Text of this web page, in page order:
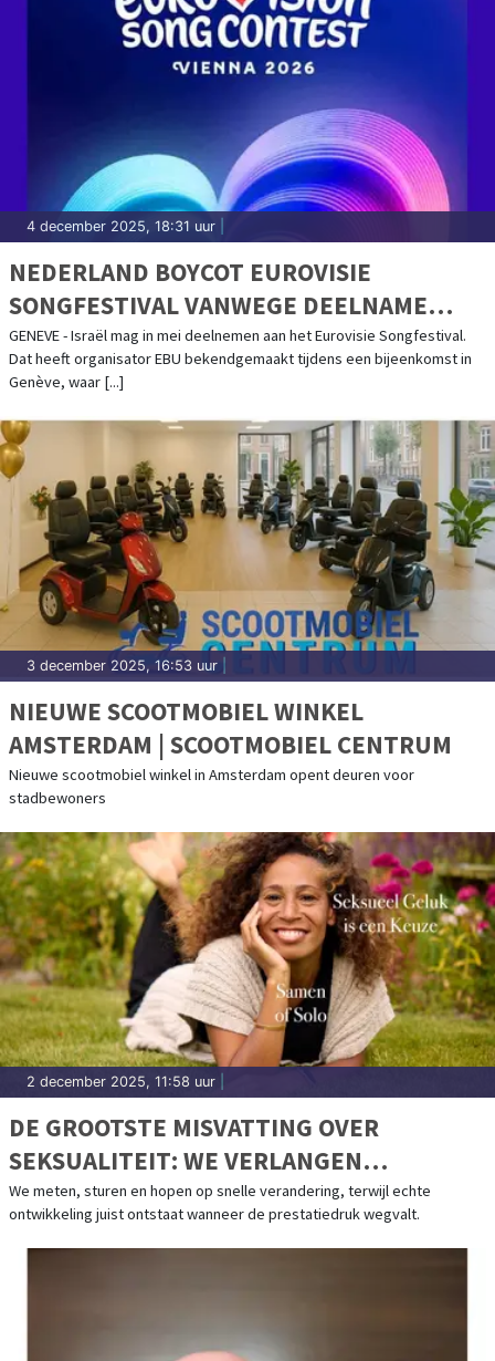
4 december 2025, 18:31 uur
NEDERLAND BOYCOT EUROVISIE
SONGFESTIVAL VANWEGE DEELNAME
ISRAËL
GENEVE - Israël mag in mei deelnemen aan het Eurovisie Songfestival.
Dat heeft organisator EBU bekendgemaakt tijdens een bijeenkomst in
Genève, waar [...]
3 december 2025, 16:53 uur
NIEUWE SCOOTMOBIEL WINKEL
AMSTERDAM | SCOOTMOBIEL CENTRUM
Nieuwe scootmobiel winkel in Amsterdam opent deuren voor
stadbewoners
2 december 2025, 11:58 uur
DE GROOTSTE MISVATTING OVER
SEKSUALITEIT: WE VERLANGEN
RESULTAAT, MAAR HET LICHAAM VRAAGT
OM RUIMTE
We meten, sturen en hopen op snelle verandering, terwijl echte
ontwikkeling juist ontstaat wanneer de prestatiedruk wegvalt.